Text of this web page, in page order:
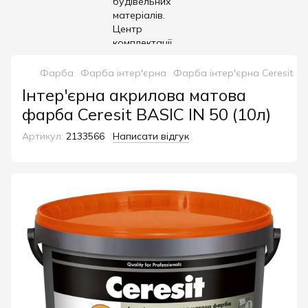
Фарба Фарба інтер'єрна Фарба інтер'єрна Ceresit
Інтер'єрна акрилова матова
фарба Ceresit BASIC IN 50 (10л)
Артикул: 2133566 Написати відгук